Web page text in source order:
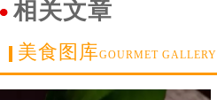
相关文章
美食图库GOURMET GALLERY